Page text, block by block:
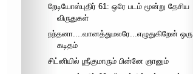
றேடியோஸ்புதிர் 61: ஒரே படம் மூன்று தேசிய
விருதுகள்
நந்தனா....வானத்துமலரே...எழுதுகிறேன் ஒரு
கடிதம்
சிட்னியில் ஶ்ரீகுமாரும் பின்னே ஞானும்